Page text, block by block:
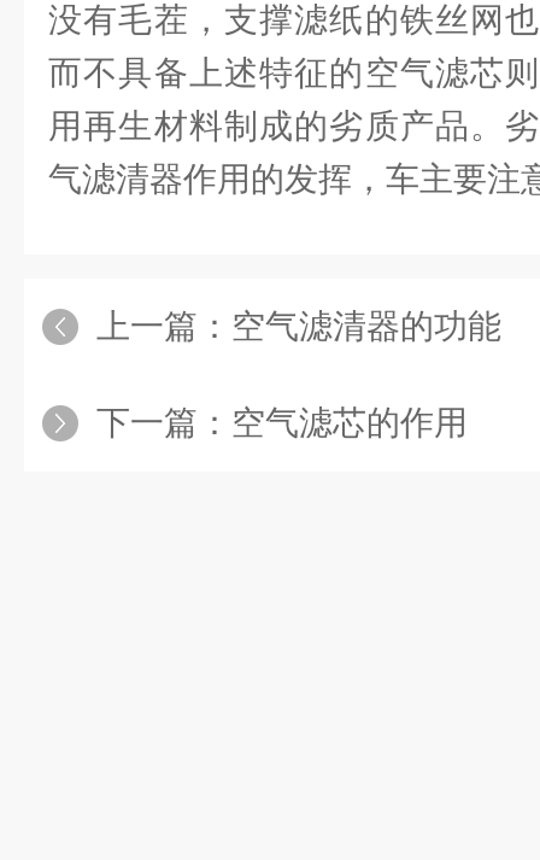
没有毛茬，支撑滤纸的铁丝网
而不具备上述特征的空气滤芯
用再生材料制成的劣质产品。
气滤清器作用的发挥，车主要注
上一篇： 空气滤清器的功能
下一篇： 空气滤芯的作用